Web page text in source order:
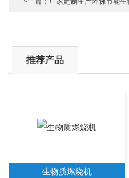
推荐产品
生物质燃烧机